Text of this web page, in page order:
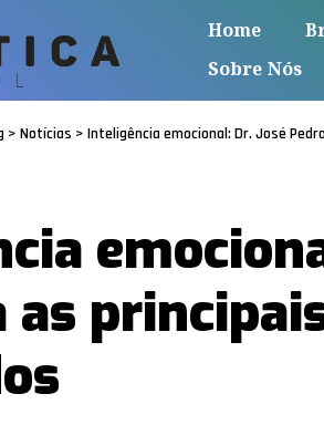
Home
Sobre Nós
> Notícias > Inteligência emocional: Dr. José